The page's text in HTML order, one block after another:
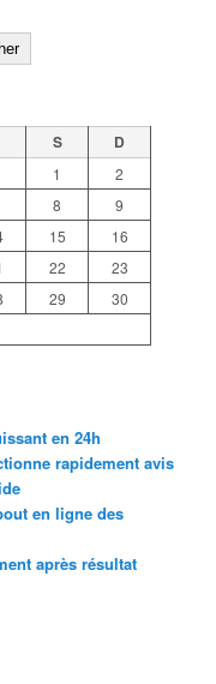
S D
1
2
8
9
15
16
22
23
29
30
en 24h
rapidement avis
en ligne des
après résultat